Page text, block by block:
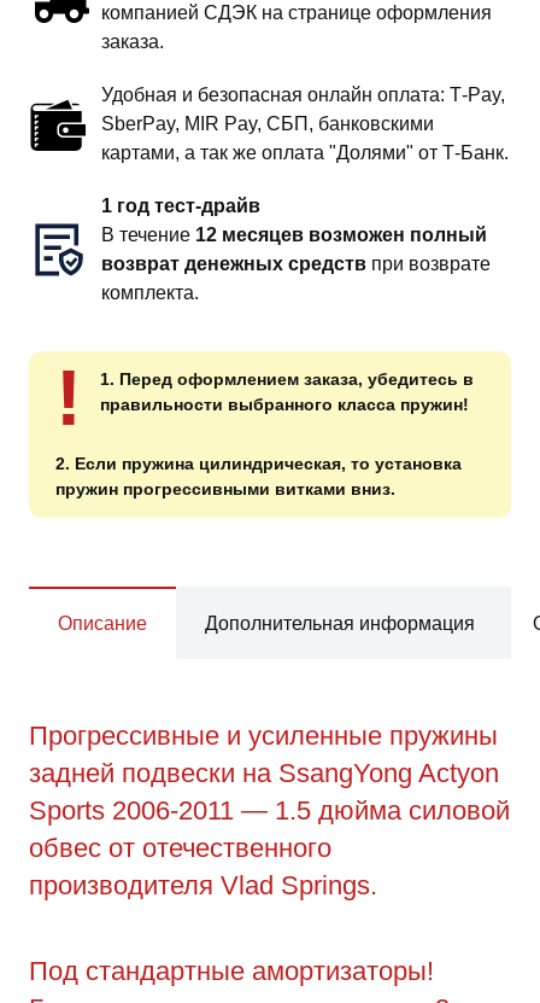
компанией СДЭК на странице оформления
заказа.
Удобная и безопасная онлайн оплата: T‑Pay,
SberPay, MIR Pay, СБП, банковскими
картами, а так же оплата "Долями" от Т-Банк.
1 год тест-драйв
В течение 12 месяцев возможен полный
возврат денежных средств при возврате
комплекта.
!
1. Перед оформлением заказа, убедитесь в
правильности выбранного класса пружин!
2. Если пружина цилиндрическая, то установка
пружин прогрессивными витками вниз.
Описание Дополнительная информация
Прогрессивные и усиленные пружины
задней подвески на SsangYong Actyon
Sports 2006-2011 — 1.5 дюйма силовой
обвес от отечественного
производителя Vlad Springs.
Под стандартные амортизаторы!